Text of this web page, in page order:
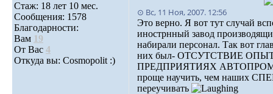
Стаж: 18 лет 10 мес.
Сообщения: 1578
Благодарности:
Вам 19
От Вас 4
Откуда вы: Cosmopolit :)
⊙ Вс, 11 Ноя, 2007. 12:56
Это верно. Я вот тут случай
инострнный завод
набирали персонал. Так вот
них был- ОТСУТСТВИЕ
ПРЕДПРИЯТИЯХ
проще научить, чем наших
переучивать